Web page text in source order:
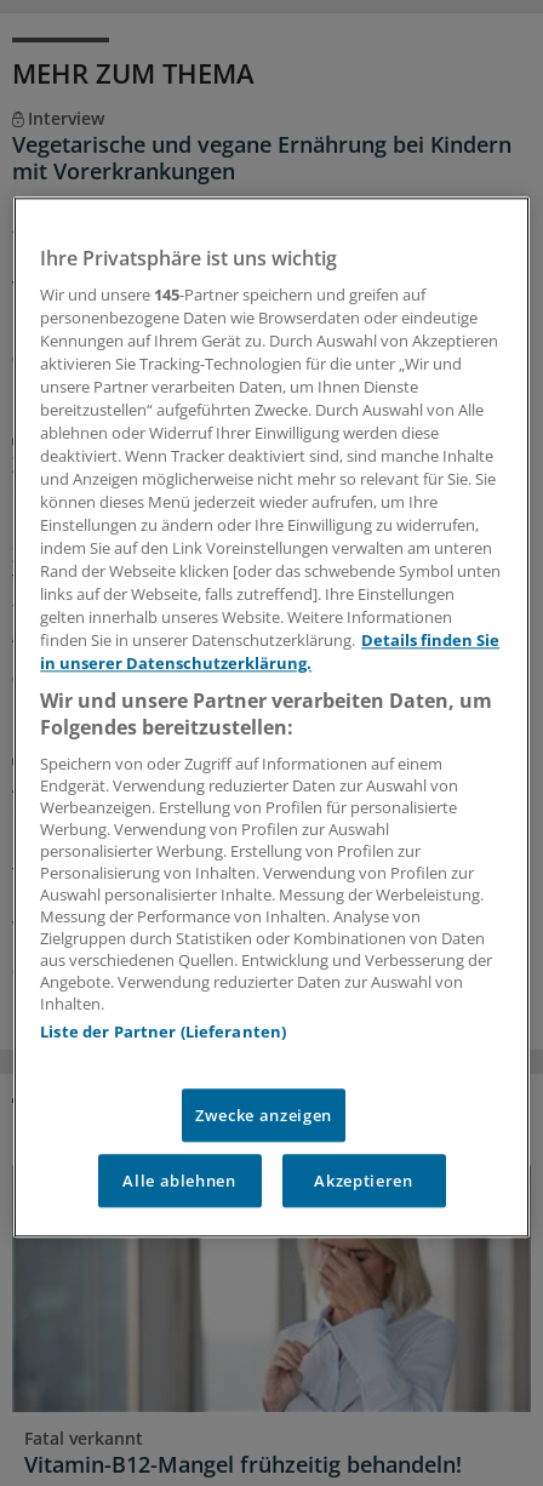
MEHR ZUM THEMA
Interview
Vegetarische und vegane Ernährung bei Kindern
mit Vorerkrankungen
Rein pflanzliche Ernährung bei Heranwachsenden kann
funktionieren, jedoch kommt es auf die Umsetzung an.
Ein Kinder- und Jugendmediziner erklärt, wann
Veganismus nichts für Kinder ist und wann diese
Ernährung vorteilhaft sein könnte.
07.08.2026
Diabetes mellitus
Zusatznutzten für Teplizumab nicht
quantifizierbar
Keinen Anhaltspunkt für einen quantifizierbaren
Zusatznutzen des neu zugelassenen Antidiabetikums
Teplizumab hat der Gemeinsame Bundesausschuss
festgestellt. Für die Bewertung war beobachtendes
Abwarten vorgegeben worden.
06.08.2026
Diabetische Retinopathie
Auch seltene, milde Hypoglykämien gefährden
die Netzhaut
Eine gute Blutzuckerkontrolle senkt bei Menschen mit
Typ-2-Diabetes das Risiko für eine diabetische
Retinopathie. Dabei zählt mehr als der HbA1c-Wert.
Wichtig ist auch, Unterzuckerungen zu vermeiden.
06.08.2026
DAS KÖNNTE SIE AUCH INTERESSIEREN
Fatal verkannt
Vitamin-B12-Mangel frühzeitig behandeln!
Ihre Privatsphäre ist uns wichtig
Wir und unsere 145-Partner speichern und greifen auf
personenbezogene Daten wie Browserdaten oder eindeutige
Kennungen auf Ihrem Gerät zu. Durch Auswahl von Akzeptieren
aktivieren Sie Tracking-Technologien für die unter „Wir und
unsere Partner verarbeiten Daten, um Ihnen Dienste
bereitzustellen“ aufgeführten Zwecke. Durch Auswahl von Alle
ablehnen oder Widerruf Ihrer Einwilligung werden diese
deaktiviert. Wenn Tracker deaktiviert sind, sind manche Inhalte
und Anzeigen möglicherweise nicht mehr so relevant für Sie. Sie
können dieses Menü jederzeit wieder aufrufen, um Ihre
Einstellungen zu ändern oder Ihre Einwilligung zu widerrufen,
indem Sie auf den Link Voreinstellungen verwalten am unteren
Rand der Webseite klicken [oder das schwebende Symbol unten
links auf der Webseite, falls zutreffend]. Ihre Einstellungen
gelten innerhalb unseres Website. Weitere Informationen
finden Sie in unserer Datenschutzerklärung. Details finden Sie
in unserer Datenschutzerklärung.
Wir und unsere Partner verarbeiten Daten, um
Folgendes bereitzustellen:
Speichern von oder Zugriff auf Informationen auf einem
Endgerät. Verwendung reduzierter Daten zur Auswahl von
Werbeanzeigen. Erstellung von Profilen für personalisierte
Werbung. Verwendung von Profilen zur Auswahl
personalisierter Werbung. Erstellung von Profilen zur
Personalisierung von Inhalten. Verwendung von Profilen zur
Auswahl personalisierter Inhalte. Messung der Werbeleistung.
Messung der Performance von Inhalten. Analyse von
Zielgruppen durch Statistiken oder Kombinationen von Daten
aus verschiedenen Quellen. Entwicklung und Verbesserung der
Angebote. Verwendung reduzierter Daten zur Auswahl von
Inhalten.
Liste der Partner (Lieferanten)
Zwecke anzeigen
Alle ablehnen Akzeptieren